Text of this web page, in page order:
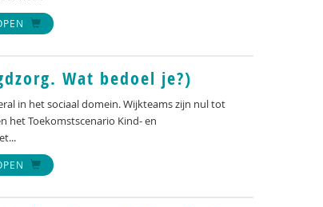
Wat bedoel je?)
in het sociaal domein. Wijkteams zijn nul tot
het Toekomstscenario Kind- en